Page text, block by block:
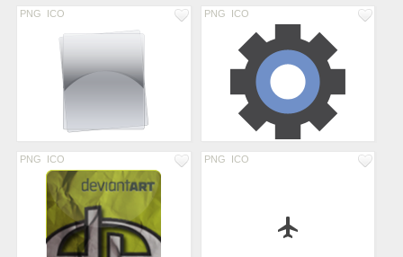
PNG ICO PNG ICO
PNG ICO PNG ICO